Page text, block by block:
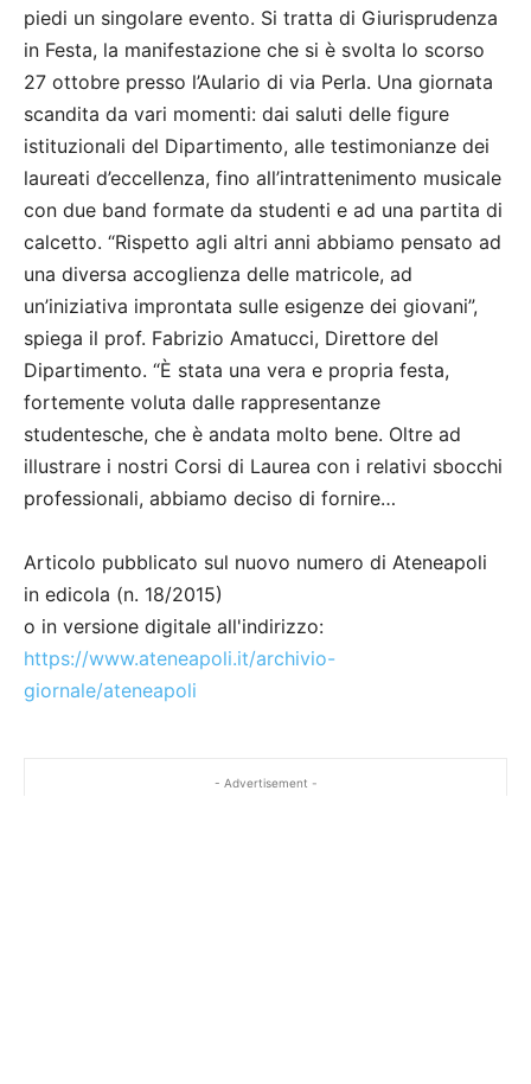
piedi un singolare evento. Si tratta di Giurisprudenza
in Festa, la manifestazione che si è svolta lo scorso
27 ottobre presso l’Aulario di via Perla. Una giornata
scandita da vari momenti: dai saluti delle figure
istituzionali del Dipartimento, alle testimonianze dei
laureati d’eccellenza, fino all’intrattenimento musicale
con due band formate da studenti e ad una partita di
calcetto. “Rispetto agli altri anni abbiamo pensato ad
una diversa accoglienza delle matricole, ad
un’iniziativa improntata sulle esigenze dei giovani”,
spiega il prof. Fabrizio Amatucci, Direttore del
Dipartimento. “È stata una vera e propria festa,
fortemente voluta dalle rappresentanze
studentesche, che è andata molto bene. Oltre ad
illustrare i nostri Corsi di Laurea con i relativi sbocchi
professionali, abbiamo deciso di fornire…
Articolo pubblicato sul nuovo numero di Ateneapoli
in edicola (n. 18/2015)
o in versione digitale all'indirizzo:
https://www.ateneapoli.it/archivio-
giornale/ateneapoli
- Advertisement -